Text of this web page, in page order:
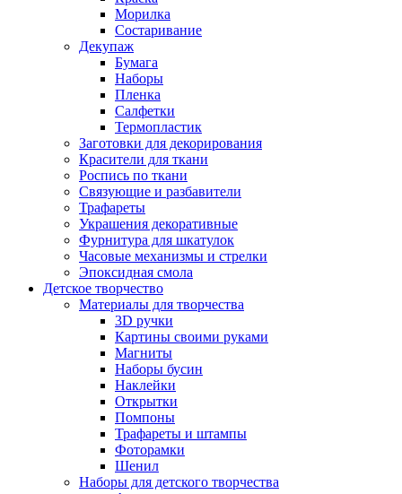
Морилка
Состаривание
Декупаж
Бумага
Наборы
Пленка
Салфетки
Термопластик
Заготовки для декорирования
Красители для ткани
Роспись по ткани
Связующие и разбавители
Трафареты
Украшения декоративные
Фурнитура для шкатулок
Часовые механизмы и стрелки
Эпоксидная смола
Детское творчество
Материалы для творчества
3D ручки
Картины своими руками
Магниты
Наборы бусин
Наклейки
Открытки
Помпоны
Трафареты и штампы
Фоторамки
Шенил
Наборы для детского творчества